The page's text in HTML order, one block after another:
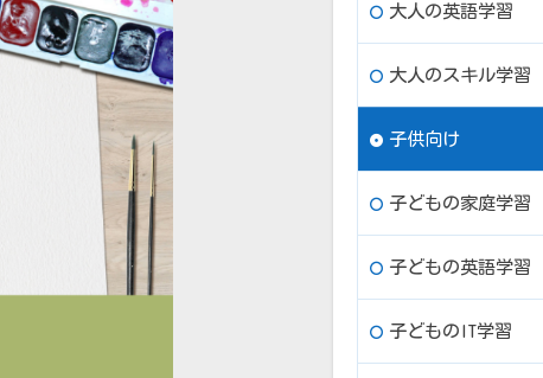
大人の英語学習
大人のスキル学習
子供向け
子どもの家庭学習
子どもの英語学習
子どものIT学習